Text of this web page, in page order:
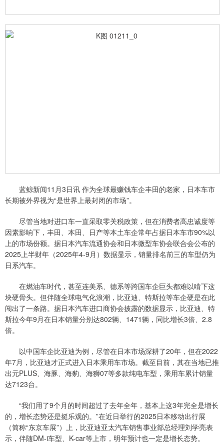
蓝鲸新闻11月3日讯 作为全球最赚钱车企丰田的老家，日本车市
长期被外界视为“是世界上最封闭的市场”。
尽管当地对进口车一直采取零关税政策，但在消费者高忠诚度等
因素影响下，丰田、本田、日产等本土车企常年占据日本车市90%以
上的市场份额。据日本汽车流通协会和日本微型车协会联合会公布的
2025上半财年（2025年4-9月）数据显示，销量排名前三的车型仍为
日系汽车。
在燃油车时代，甚至连美系、德系等跨国车企巨头都难以啃下这
块硬骨头。但伴随全球电气化浪潮，比亚迪、特斯拉等车企硬是在此
闯出了一条路。据日本汽车进口商协会披露的数据显示，比亚迪、特
斯拉今年9月在日本销量分别达802辆、1471辆，同比增长3倍、2.8
倍。
以中国车企比亚迪为例，尽管在日本市场深耕了20年，但在2022
年7月，比亚迪才正式进入日本乘用车市场。截至目前，其在当地已推
出元PLUS、海豚、海豹、海狮07等多款纯电车型，乘用车累计销量
达7123台。
“我们用了9个月的时间超过了去年全年，基本上这3年完全是增长
的，增长态势还是挺乐观的。”在近日举行的2025日本移动出行展
（简称“东京车展”）上，比亚迪亚太汽车销售事业部总经理刘学亮表
示，伴随DM-i车型、K-car等上市，明年预计也一定是增长态势。